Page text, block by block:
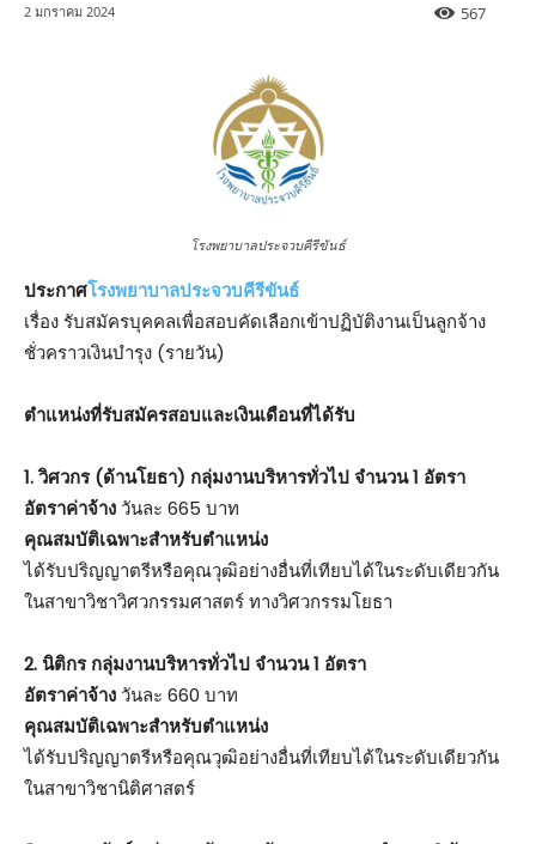
2 มกราคม 2024 567
โรงพยาบาลประจวบคีรีขันธ์
ประกาศโรงพยาบาลประจวบคีรีขันธ์
เรื่อง รับสมัครบุคคลเพื่อสอบคัดเลือกเข้าปฏิบัติงานเป็นลูกจ้าง
ชั่วคราวเงินบำรุง (รายวัน)
ตําแหน่งที่รับสมัครสอบและเงินเดือนที่ได้รับ
1. วิศวกร (ด้านโยธา) กลุ่มงานบริหารทั่วไป จำนวน 1 อัตรา
อัตราค่าจ้าง วันละ 665 บาท
คุณสมบัติเฉพาะสำหรับตำแหน่ง
ได้รับปริญญาตรีหรือคุณวุฒิอย่างอื่นที่เทียบได้ในระดับเดียวกัน
ในสาขาวิชาวิศวกรรมศาสตร์ ทางวิศวกรรมโยธา
2. นิติกร กลุ่มงานบริหารทั่วไป จำนวน 1 อัตรา
อัตราค่าจ้าง วันละ 660 บาท
คุณสมบัติเฉพาะสำหรับตำแหน่ง
ได้รับปริญญาตรีหรือคุณวุฒิอย่างอื่นที่เทียบได้ในระดับเดียวกัน
ในสาขาวิชานิติศาสตร์